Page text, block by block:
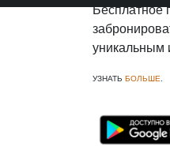
Бесплатное
уникальным
УЗНАТЬ БОЛЬШЕ.